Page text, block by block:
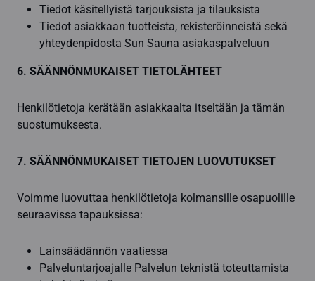
Tiedot käsitellyistä tarjouksista ja tilauksista
Tiedot asiakkaan tuotteista, rekisteröinneistä sekä
yhteydenpidosta Sun Sauna asiakaspalveluun
6. SÄÄNNÖNMUKAISET TIETOLÄHTEET
Henkilötietoja kerätään asiakkaalta itseltään ja tämän
suostumuksesta.
7. SÄÄNNÖNMUKAISET TIETOJEN LUOVUTUKSET
Voimme luovuttaa henkilötietoja kolmansille osapuolille
seuraavissa tapauksissa:
Lainsäädännön vaatiessa
Palveluntarjoajalle Palvelun teknistä toteuttamista